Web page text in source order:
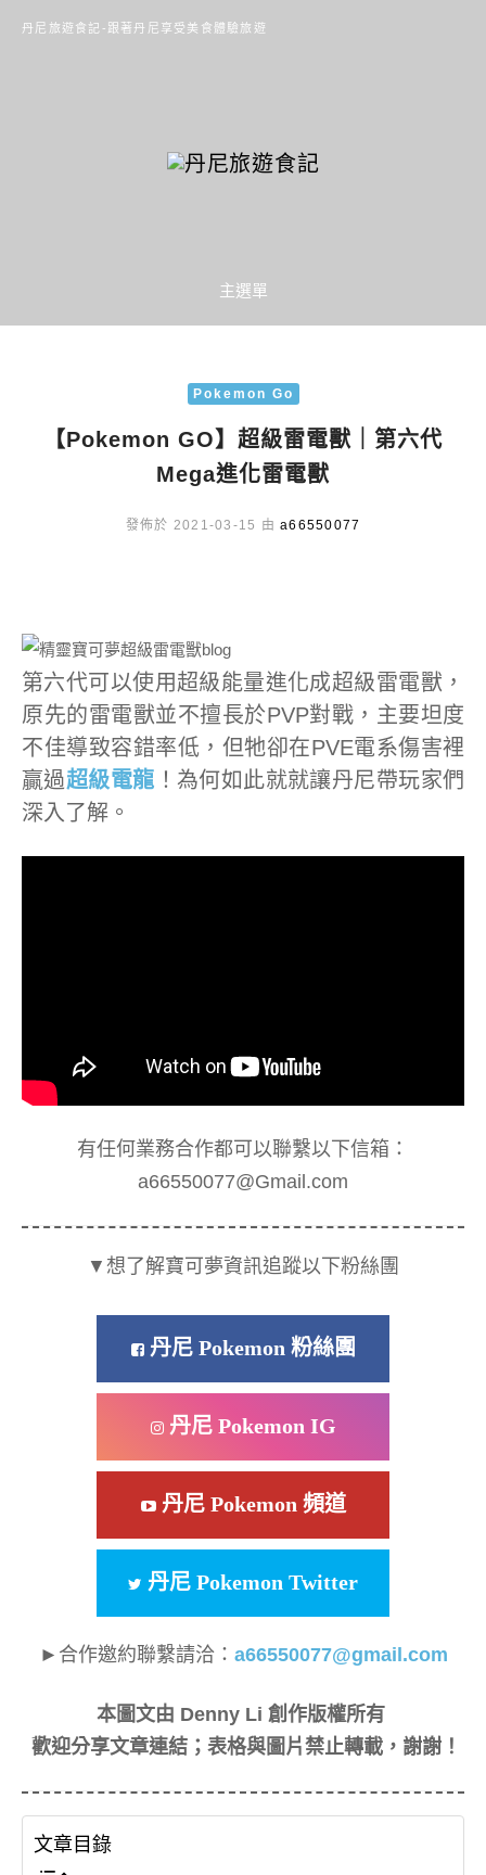
丹尼旅遊食記-跟著丹尼享受美食體驗旅遊
主選單
Pokemon Go
【Pokemon GO】超級雷電獸｜第六代
Mega進化雷電獸
發佈於 2021-03-15 由 a66550077
第六代可以使用超級能量進化成超級雷電獸，
原先的雷電獸並不擅長於PVP對戰，主要坦度
不佳導致容錯率低，但牠卻在PVE電系傷害裡
贏過超級電龍 ！為何如此就就讓丹尼帶玩家們
深入了解。
有任何業務合作都可以聯繫以下信箱：
a66550077@Gmail.com
▼想了解寶可夢資訊追蹤以下粉絲團
丹尼 Pokemon 粉絲團
丹尼 Pokemon IG
丹尼 Pokemon 頻道
丹尼 Pokemon Twitter
►合作邀約聯繫請洽： a66550077@gmail.com
本圖文由 Denny Li 創作版權所有
歡迎分享文章連結；表格與圖片禁止轉載，謝謝！
文章目錄